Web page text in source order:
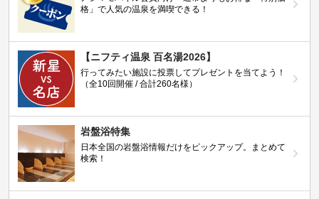
格」で人気の温泉を満喫できる！
【ニフティ温泉 百名湯2026】
行ってみたい施設に投票してプレゼントを当てよう！
（全10回開催 / 合計260名様）
岩盤浴特集
日本全国の岩盤浴情報だけをピックアップ。まとめて
検索！